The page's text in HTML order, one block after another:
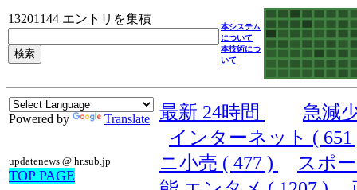
13201144 エントリを集積
本システム
について
本技術につ
いて
Powered by Translate
updatenews @ hr.sub.jp
TOP PAGE
最新 24時間
急減
インターネット (
ニ小売 ( 477 )
スポ